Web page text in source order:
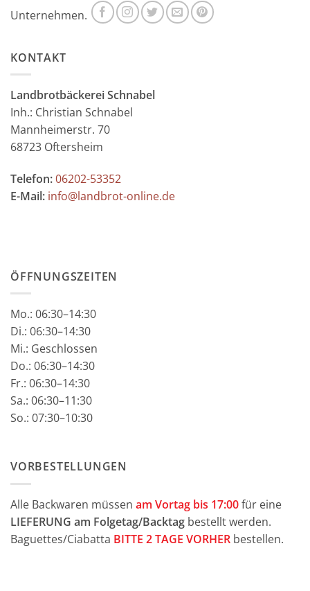
Unternehmen.
KONTAKT
Landbrotbäckerei Schnabel
Inh.: Christian Schnabel
Mannheimerstr. 70
68723 Oftersheim
Telefon:06202-53352
E-Mail: info@landbrot-online.de
ÖFFNUNGSZEITEN
Mo.: 06:30–14:30
Di.: 06:30–14:30
Mi.: Geschlossen
Do.: 06:30–14:30
Fr.: 06:30–14:30
Sa.: 06:30–11:30
So.: 07:30–10:30
VORBESTELLUNGEN
Alle Backwaren müssen am Vortag bis 17:00für eine
LIEFERUNG am Folgetag/Backtag bestellt werden.
Baguettes/Ciabatta BITTE 2 TAGE VORHER bestellen.